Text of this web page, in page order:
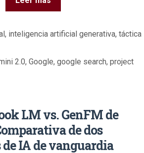
, inteligencia artificial generativa, táctica
2.0, Google, google search, project
LM vs. GenFM de
de dos
IA de vanguardia